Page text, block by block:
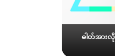
ဓါတ်အားလို